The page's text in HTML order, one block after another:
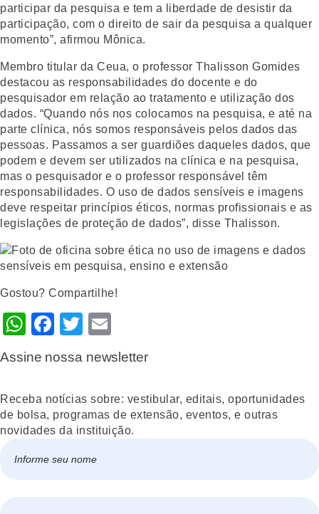
participar da pesquisa e tem a liberdade de desistir da
participação, com o direito de sair da pesquisa a qualquer
momento”, afirmou Mônica.
Membro titular da Ceua, o professor Thalisson Gomides
destacou as responsabilidades do docente e do
pesquisador em relação ao tratamento e utilização dos
dados. “Quando nós nos colocamos na pesquisa, e até na
parte clínica, nós somos responsáveis pelos dados das
pessoas. Passamos a ser guardiões daqueles dados, que
podem e devem ser utilizados na clínica e na pesquisa,
mas o pesquisador e o professor responsável têm
responsabilidades. O uso de dados sensíveis e imagens
deve respeitar princípios éticos, normas profissionais e as
legislações de proteção de dados”, disse Thalisson.
Gostou? Compartilhe!
WhatsApp
Facebook
Twitter
Assine nossa newsletter
Receba notícias sobre: vestibular, editais, oportunidades
de bolsa, programas de extensão, eventos, e outras
novidades da instituição.